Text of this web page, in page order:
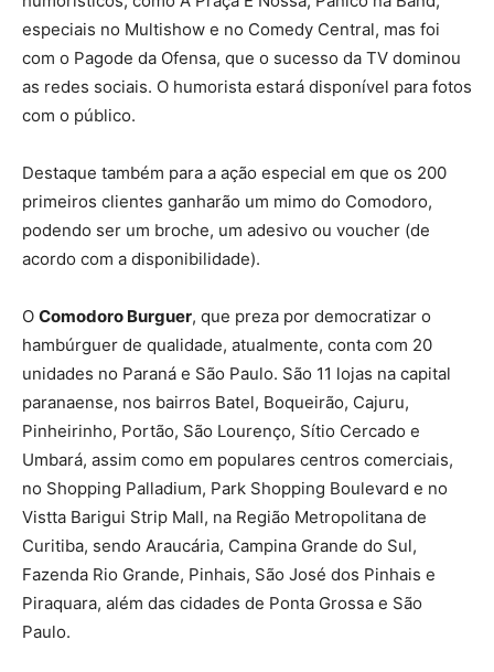
especiais no Multishow e no Comedy Central, mas foi
com o Pagode da Ofensa, que o sucesso da TV dominou
as redes sociais. O humorista estará disponível para fotos
com o público.
Destaque também para a ação especial em que os 200
primeiros clientes ganharão um mimo do Comodoro,
podendo ser um broche, um adesivo ou voucher (de
acordo com a disponibilidade).
O Comodoro Burguer, que preza por democratizar o
hambúrguer de qualidade, atualmente, conta com 20
unidades no Paraná e São Paulo. São 11 lojas na capital
paranaense, nos bairros Batel, Boqueirão, Cajuru,
Pinheirinho, Portão, São Lourenço, Sítio Cercado e
Umbará, assim como em populares centros comerciais,
no Shopping Palladium, Park Shopping Boulevard e no
Vistta Barigui Strip Mall, na Região Metropolitana de
Curitiba, sendo Araucária, Campina Grande do Sul,
Fazenda Rio Grande, Pinhais, São José dos Pinhais e
Piraquara, além das cidades de Ponta Grossa e São
Paulo.